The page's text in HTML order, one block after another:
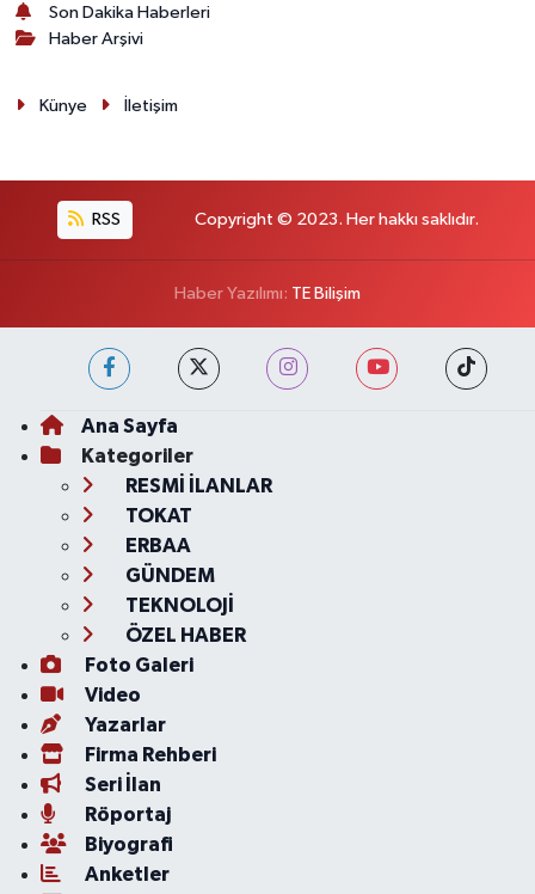
Son Dakika Haberleri
Haber Arşivi
Künye İletişim
RSS Copyright © 2023. Her hakkı saklıdır.
Haber Yazılımı: TE Bilişim
Ana Sayfa
Kategoriler
RESMİ İLANLAR
TOKAT
ERBAA
GÜNDEM
TEKNOLOJİ
ÖZEL HABER
Foto Galeri
Video
Yazarlar
Firma Rehberi
Seri İlan
Röportaj
Biyografi
Anketler